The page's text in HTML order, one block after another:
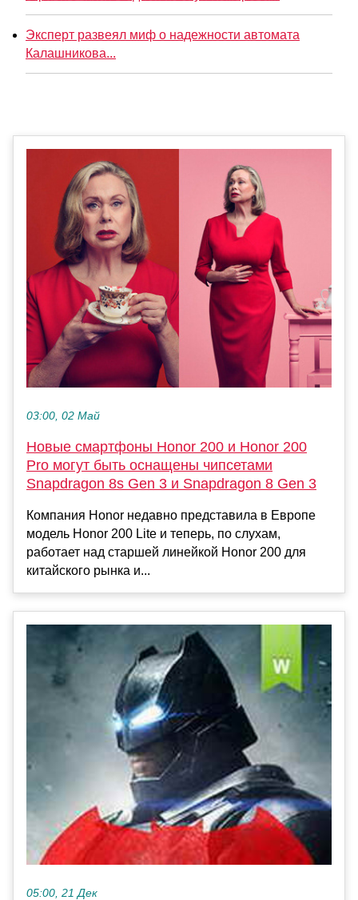
Эксперт развеял миф о надежности автомата
Калашникова...
03:00, 02 Май
Новые смартфоны Honor 200 и Honor 200
Pro могут быть оснащены чипсетами
Snapdragon 8s Gen 3 и Snapdragon 8 Gen 3
Компания Honor недавно представила в Европе
модель Honor 200 Lite и теперь, по слухам,
работает над старшей линейкой Honor 200 для
китайского рынка и...
05:00, 21 Дек